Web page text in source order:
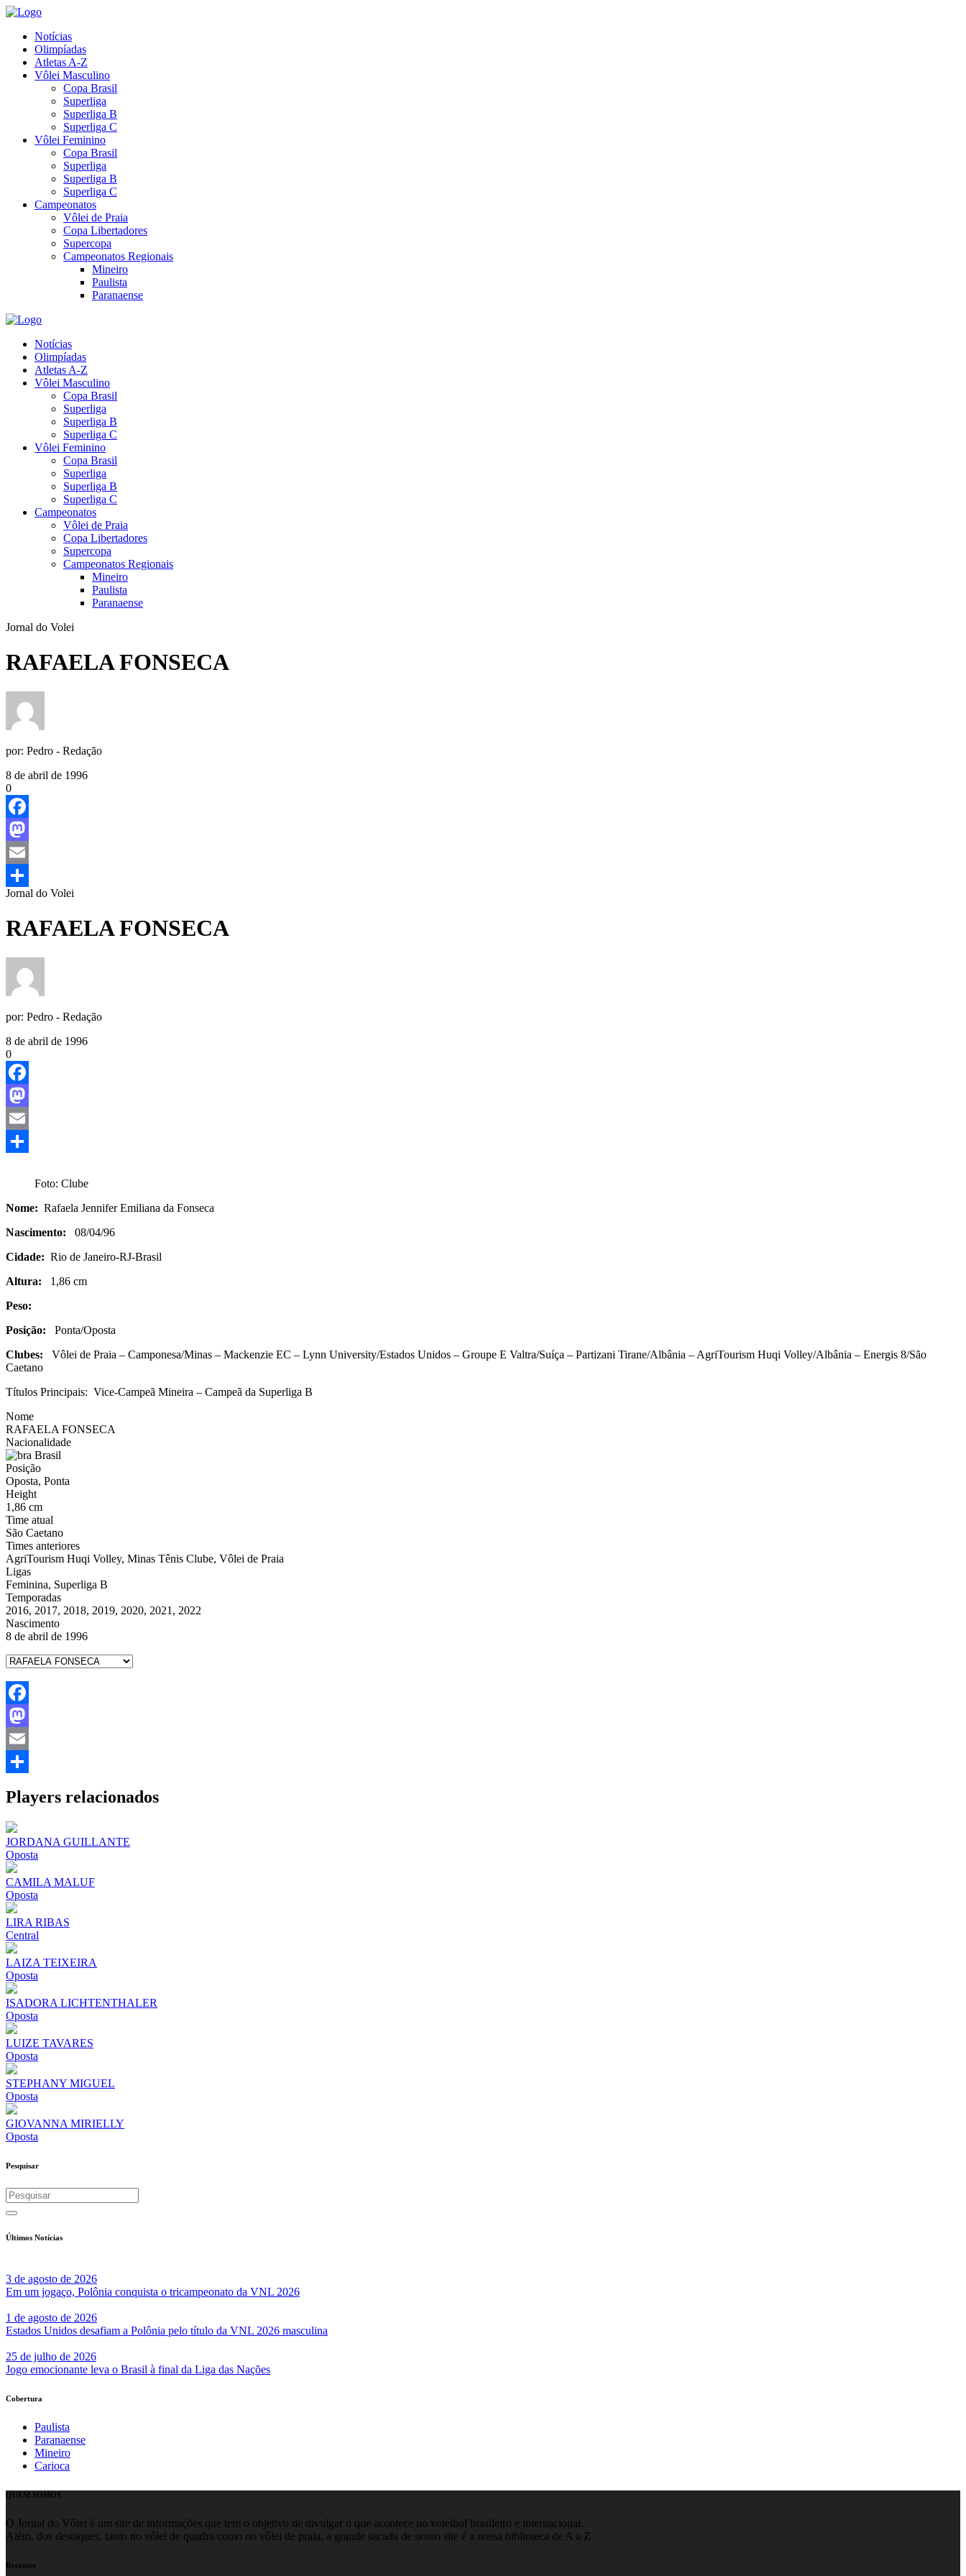
Notícias
Olimpíadas
Atletas A-Z
Vôlei Masculino
Copa Brasil
Superliga
Superliga B
Superliga C
Vôlei Feminino
Copa Brasil
Superliga
Superliga B
Superliga C
Campeonatos
Vôlei de Praia
Copa Libertadores
Supercopa
Campeonatos Regionais
Mineiro
Paulista
Paranaense
Notícias
Olimpíadas
Atletas A-Z
Vôlei Masculino
Copa Brasil
Superliga
Superliga B
Superliga C
Vôlei Feminino
Copa Brasil
Superliga
Superliga B
Superliga C
Campeonatos
Vôlei de Praia
Copa Libertadores
Supercopa
Campeonatos Regionais
Mineiro
Paulista
Paranaense
Jornal do Volei
RAFAELA FONSECA
por: Pedro - Redação
8 de abril de 1996
0
Facebook
Mastodon
Email
Share
Jornal do Volei
RAFAELA FONSECA
por: Pedro - Redação
8 de abril de 1996
0
Facebook
Mastodon
Email
Foto: Clube
Nome: Rafaela Jennifer Emiliana da Fonseca
Nascimento: 08/04/96
Cidade: Rio de Janeiro-RJ-Brasil
Altura: 1,86 cm
Peso:
Posição: Ponta/Oposta
Clubes: Vôlei de Praia – Camponesa/Minas – Mackenzie EC – Lynn University/Estados Unidos – Groupe E Valtra/Suíça – Partizani Tirane/Albânia – AgriTourism Huqi Volley/Albânia – Energis 8/São
Caetano
Títulos Principais: Vice-Campeã Mineira – Campeã da Superliga B
Nome
RAFAELA FONSECA
Nacionalidade
Brasil
Posição
Oposta, Ponta
Height
1,86 cm
Time atual
São Caetano
Times anteriores
AgriTourism Huqi Volley, Minas Tênis Clube, Vôlei de Praia
Ligas
Feminina, Superliga B
Temporadas
2016, 2017, 2018, 2019, 2020, 2021, 2022
Nascimento
8 de abril de 1996
Facebook
Mastodon
Email
Players relacionados
JORDANA GUILLANTE
Oposta
CAMILA MALUF
Oposta
LIRA RIBAS
Central
LAIZA TEIXEIRA
Oposta
ISADORA LICHTENTHALER
Oposta
LUIZE TAVARES
Oposta
STEPHANY MIGUEL
Oposta
GIOVANNA MIRIELLY
Oposta
Pesquisar
Últimos Notícias
3 de agosto de 2026
Em um jogaço, Polônia conquista o tricampeonato da VNL 2026
1 de agosto de 2026
Estados Unidos desafiam a Polônia pelo título da VNL 2026 masculina
25 de julho de 2026
Jogo emocionante leva o Brasil à final da Liga das Nações
Cobertura
Paulista
Paranaense
Mineiro
Carioca
QUEM SOMOS
O Jornal do Vôlei é um site de informações que tem o objetivo de divulgar o que acontece no voleibol brasileiro e internacional.
Além, dos destaques, tanto no vôlei de quadra como no vôlei de praia, a grande sacada de nosso site é a nossa biblioteca de A a Z
Recentes